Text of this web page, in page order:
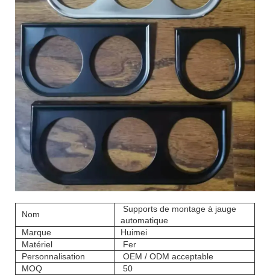
Nom
Supports de montage à jauge
automatique
Marque
Huimei
Matériel
Fer
Personnalisation
OEM / ODM acceptable
MOQ
50